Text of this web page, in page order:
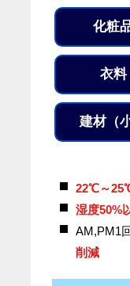
化粧
衣料
建材（小
22℃～
湿度50%
AM,PM1
削減